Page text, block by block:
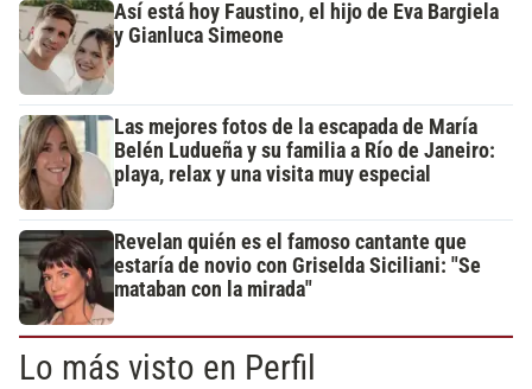
Así está hoy Faustino, el hijo de Eva Bargiela
y Gianluca Simeone
Las mejores fotos de la escapada de María
Belén Ludueña y su familia a Río de Janeiro:
playa, relax y una visita muy especial
Revelan quién es el famoso cantante que
estaría de novio con Griselda Siciliani: "Se
mataban con la mirada"
Lo más visto en Perfil